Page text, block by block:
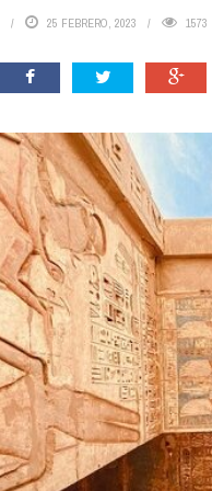
25 FEBRERO, 2023 1573